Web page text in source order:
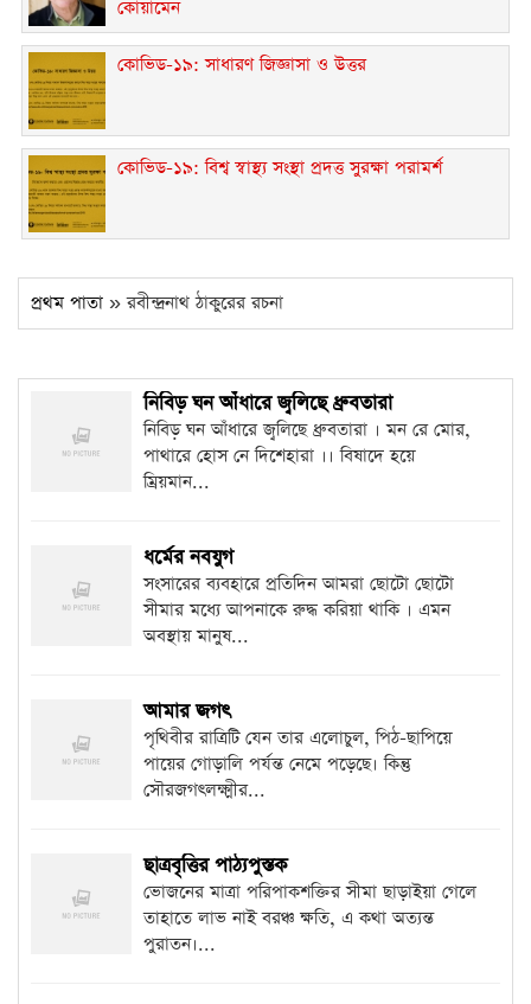
কোয়ামেন
কোভিড-১৯: সাধারণ জিজ্ঞাসা ও উত্তর
কোভিড-১৯: বিশ্ব স্বাস্থ্য সংস্থা প্রদত্ত সুরক্ষা পরামর্শ
প্রথম পাতা » রবীন্দ্রনাথ ঠাকুরের রচনা
নিবিড় ঘন আঁধারে জ্বলিছে ধ্রুবতারা
নিবিড় ঘন আঁধারে জ্বলিছে ধ্রুবতারা । মন রে মোর,
পাথারে হোস নে দিশেহারা ।। বিষাদে হয়ে
ম্রিয়মান...
ধর্মের নবযুগ
সংসারের ব্যবহারে প্রতিদিন আমরা ছোটো ছোটো
সীমার মধ্যে আপনাকে রুদ্ধ করিয়া থাকি । এমন
অবস্থায় মানুষ...
আমার জগৎ
পৃথিবীর রাত্রিটি যেন তার এলোচুল, পিঠ-ছাপিয়ে
পায়ের গোড়ালি পর্যন্ত নেমে পড়েছে। কিন্তু
সৌরজগৎলক্ষ্মীর...
ছাত্রবৃত্তির পাঠ্যপুস্তক
ভোজনের মাত্রা পরিপাকশক্তির সীমা ছাড়াইয়া গেলে
তাহাতে লাভ নাই বরঞ্চ ক্ষতি, এ কথা অত্যন্ত
পুরাতন।...